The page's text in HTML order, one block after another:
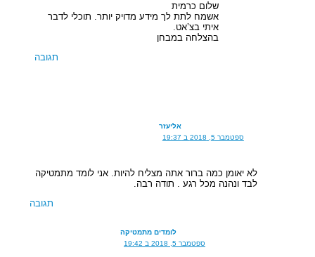
שלום כרמית
אשמח לתת לך מידע מדויק יותר. תוכלי לדבר
איתי בצ’אט.
בהצלחה במבחן
תגובה
אליעזר
ספטמבר 5, 2018 ב 19:37
לא יאומן כמה ברור אתה מצליח להיות. אני לומד מתמטיקה
לבד ונהנה מכל רגע . תודה רבה.
תגובה
לומדים מתמטיקה
ספטמבר 5, 2018 ב 19:42